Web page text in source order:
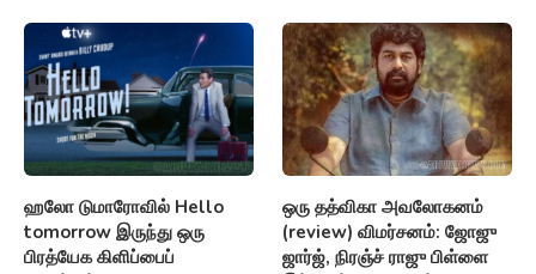
ஹலோ டுமாரோவில் Hello
tomorrow இருந்து ஒரு
பிரத்யேக கிளிப்பைப்
ஒரு தத்விகா அவலோகனம்
(review) விமர்சனம்: ஜோஜு
ஜார்ஜ், நிரஞ்ச் ராஜு பிள்ளை